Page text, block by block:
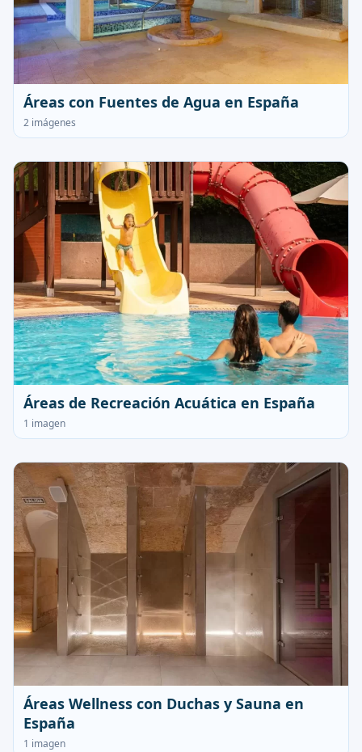
Áreas con Fuentes de Agua en España
2 imágenes
Áreas de Recreación Acuática en España
1 imagen
Áreas Wellness con Duchas y Sauna en
España
1 imagen